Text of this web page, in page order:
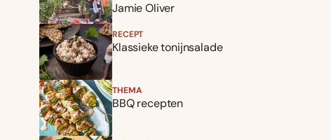
Jamie Oliver
RECEPT
Klassieke tonijnsalade
THEMA
BBQ recepten